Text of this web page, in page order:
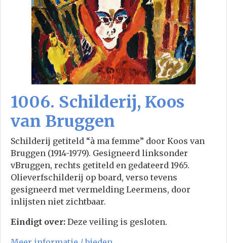
1006. Schilderij, Koos
van Bruggen
Schilderij getiteld “à ma femme” door Koos van
Bruggen (1914-1979). Gesigneerd linksonder
vBruggen, rechts getiteld en gedateerd 1965.
Olieverfschilderij op board, verso tevens
gesigneerd met vermelding Leermens, door
inlijsten niet zichtbaar.
Eindigt over: Deze veiling is gesloten.